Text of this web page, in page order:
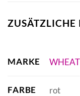
ZUSÄTZLICHE
MARKE WHEAT
FARBE rot